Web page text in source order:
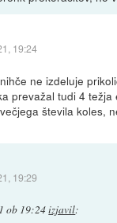
19:24
ne izdeluje
prevažal tudi 4 težja
števila koles,
19:29
ob 19:24izjavil: